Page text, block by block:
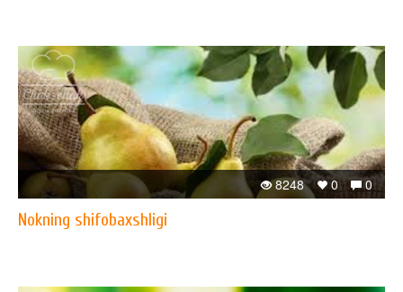
0
0
8248
Nokning shifobaxshligi